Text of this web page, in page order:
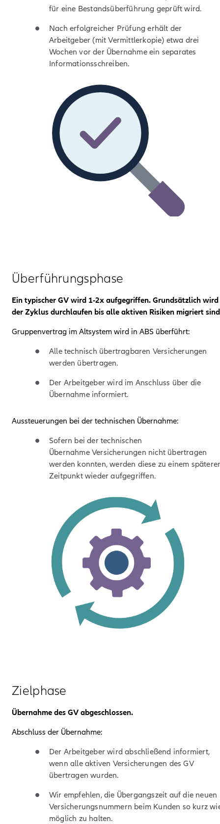
für eine Bestandsüberführung geprüft wird.
Nach erfolgreicher Prüfung erhält der
Arbeitgeber (mit Vermittlerkopie) etwa drei
Wochen vor der Übernahme ein separates
Informationsschreiben.
Überführungsphase
Ein typischer GV wird 1-2x aufgegriffen. Grundsätzlich wird
der Zyklus durchlaufen bis alle aktiven Risiken migriert
Gruppenvertrag im Altsystem wird in ABS überführt:
Alle technisch übertragbaren Versicherungen
werden übertragen.
Der Arbeitgeber wird im Anschluss über die
Übernahme informiert.
Aussteuerungen bei der technischen Übernahme:
Sofern bei der technischen
Übernahme Versicherungen nicht übertragen
werden konnten, werden diese zu einem
Zeitpunkt wieder aufgegriffen.
Zielphase
Übernahme des GV abgeschlossen.
Abschluss der Übernahme:
Der Arbeitgeber wird abschließend informiert,
wenn alle aktiven Versicherungen des GV
übertragen wurden.
Wir empfehlen, die Übergangszeit auf die neuen
Versicherungsnummern beim Kunden so kurz
möglich zu halten.